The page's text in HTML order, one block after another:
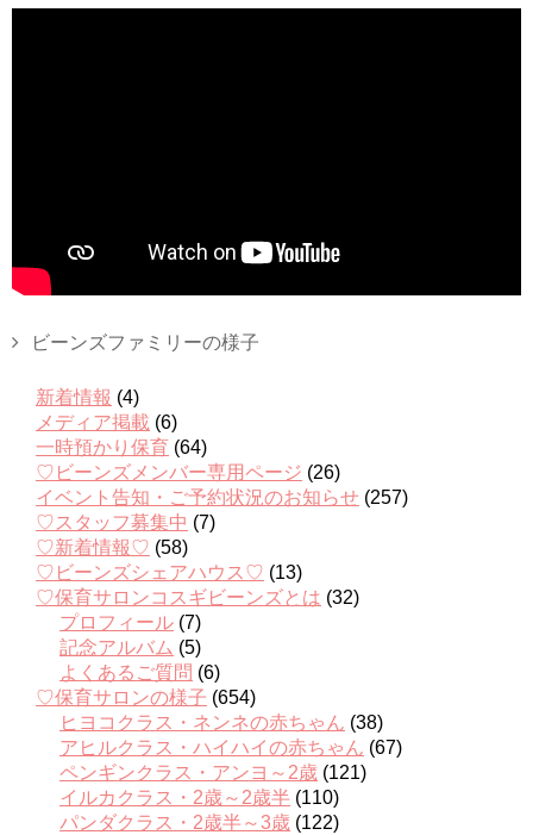
ビーンズファミリーの様子
新着情報 (4)
メディア掲載 (6)
一時預かり保育 (64)
♡ビーンズメンバー専用ページ (26)
イベント告知・ご予約状況のお知らせ (257)
♡スタッフ募集中 (7)
♡新着情報♡ (58)
♡ビーンズシェアハウス♡ (13)
♡保育サロンコスギビーンズとは (32)
プロフィール (7)
記念アルバム (5)
よくあるご質問 (6)
♡保育サロンの様子 (654)
ヒヨコクラス・ネンネの赤ちゃん (38)
アヒルクラス・ハイハイの赤ちゃん (67)
ペンギンクラス・アンヨ～2歳 (121)
イルカクラス・2歳～2歳半 (110)
パンダクラス・2歳半～3歳 (122)